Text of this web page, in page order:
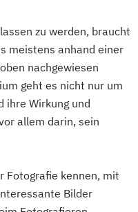
zu werden, braucht
meistens anhand einer
nachgewiesen
geht es nicht nur um
ihre Wirkung und
allem darin, sein
Fotografie kennen, mit
Bilder